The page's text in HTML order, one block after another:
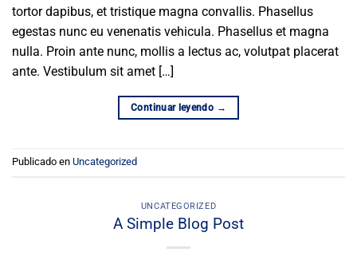
tortor dapibus, et tristique magna convallis. Phasellus
egestas nunc eu venenatis vehicula. Phasellus et magna
nulla. Proin ante nunc, mollis a lectus ac, volutpat placerat
ante. Vestibulum sit amet […]
Continuar leyendo →
Publicado en Uncategorized
UNCATEGORIZED
A Simple Blog Post